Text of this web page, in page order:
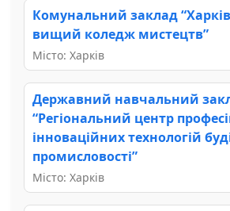
Комунальний заклад
вищий коледж мистецтв”
Місто: Харків
Державний навчальний
“Регіональний центр
інноваційних технологій
промисловості”
Місто: Харків